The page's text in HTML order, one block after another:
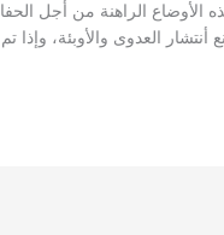
الأوضاع الراهنة من أجل
العدوى والأوبئة، وإذا تم